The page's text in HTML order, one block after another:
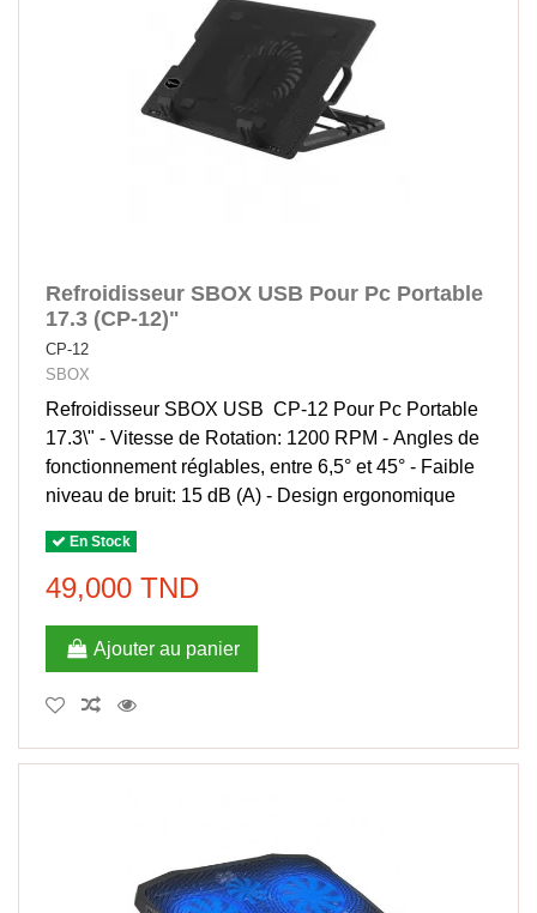
Refroidisseur SBOX USB Pour Pc Portable
17.3 (CP-12)"
CP-12
SBOX
Refroidisseur SBOX USB CP-12 Pour Pc Portable
17.3\" - Vitesse de Rotation: 1200 RPM - Angles de
fonctionnement réglables, entre 6,5° et 45° - Faible
niveau de bruit: 15 dB (A) - Design ergonomique
En Stock
49,000 TND
Ajouter au panier